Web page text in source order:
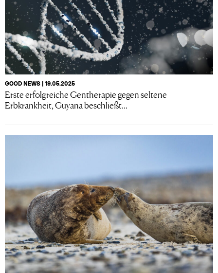
GOOD NEWS | 19.05.2025
Erste erfolgreiche Gentherapie gegen seltene
Erbkrankheit, Guyana beschließt...